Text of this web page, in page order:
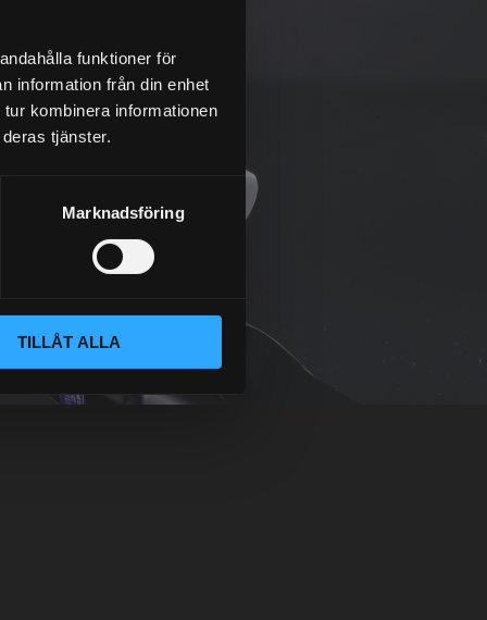
funktioner för
information från din enhet
kombinera informationen
tjänster.
Marknadsföring
TILLÅT ALLA